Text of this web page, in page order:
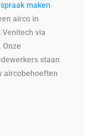
maken
airco in
Venitech via
staan
aircobehoeften